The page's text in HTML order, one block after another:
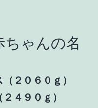
ゃんの名
２０６０ｇ）
４９０ｇ）